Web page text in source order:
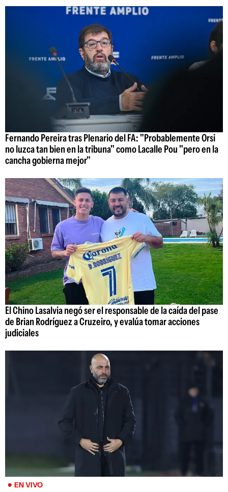
Fernando Pereira tras Plenario del FA: "Probablemente Orsi
no luzca tan bien en la tribuna" como Lacalle Pou "pero en la
cancha gobierna mejor"
El Chino Lasalvia negó ser el responsable de la caída del pase
de Brian Rodríguez a Cruzeiro, y evalúa tomar acciones
judiciales
EN VIVO